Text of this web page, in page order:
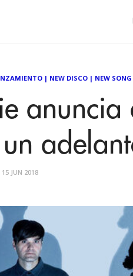
| NEW DISCO | NEW SONG
anuncia
15 JUN 2018